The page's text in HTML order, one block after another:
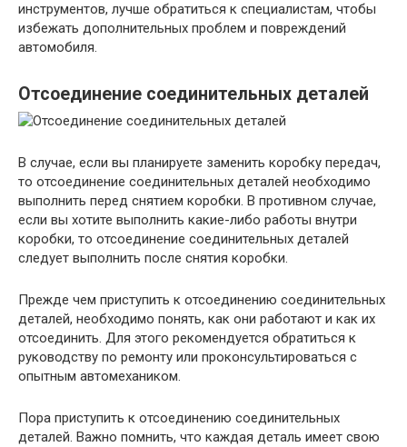
инструментов, лучше обратиться к специалистам, чтобы
избежать дополнительных проблем и повреждений
автомобиля.
Отсоединение соединительных деталей
В случае, если вы планируете заменить коробку передач,
то отсоединение соединительных деталей необходимо
выполнить перед снятием коробки. В противном случае,
если вы хотите выполнить какие-либо работы внутри
коробки, то отсоединение соединительных деталей
следует выполнить после снятия коробки.
Прежде чем приступить к отсоединению соединительных
деталей, необходимо понять, как они работают и как их
отсоединить. Для этого рекомендуется обратиться к
руководству по ремонту или проконсультироваться с
опытным автомехаником.
Пора приступить к отсоединению соединительных
деталей. Важно помнить, что каждая деталь имеет свою